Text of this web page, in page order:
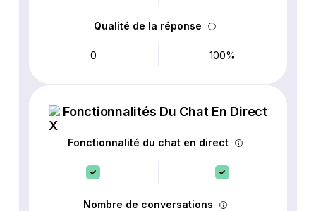
Qualité de la réponse
0 100%
Fonctionnalités Du Chat En Direct
Fonctionnalité du chat en direct
Nombre de conversations